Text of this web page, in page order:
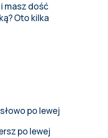
masz dość
Oto kilka
po lewej
po lewej